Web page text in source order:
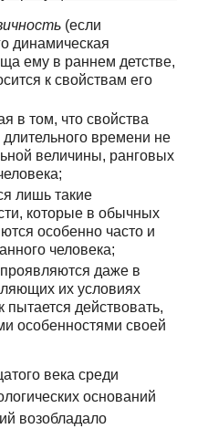
(если
динамическая
ему в раннем детстве,
к свойствам его
в том, что свойства
времени не
величины, ранговых
лишь такие
которые в обычных
особенно часто и
человека;
даже в
их условиях
пытается действовать,
особенностями своей
века среди
оснований
возобладало